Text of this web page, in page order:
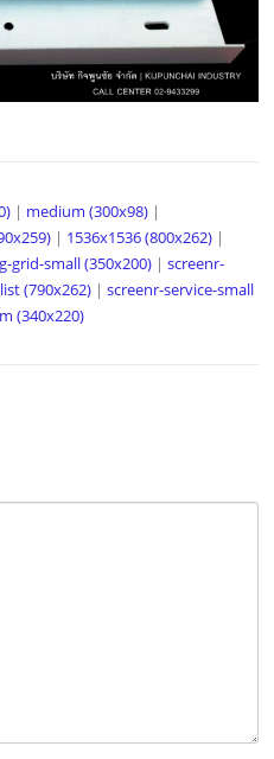
| medium (300x98) |
| 1536x1536 (800x262) |
grid-small (350x200) |screenr-
(790x262) |screenr-service-small
(340x220)